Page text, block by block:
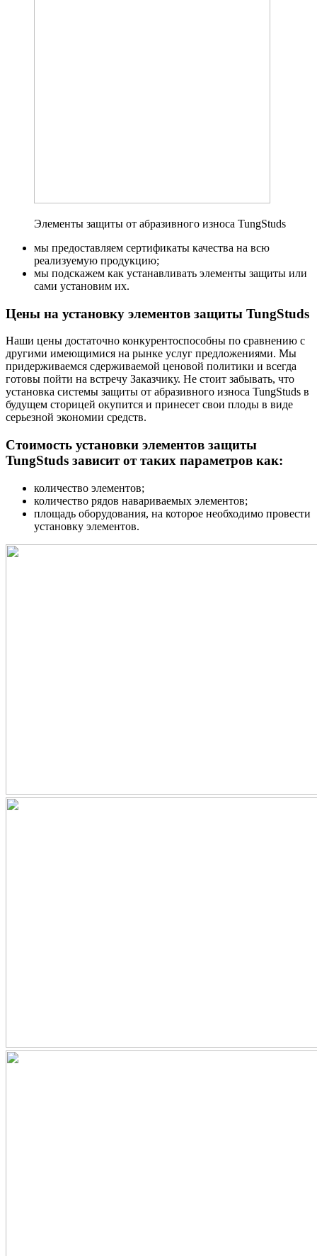
Элементы защиты от абразивного износа TungStuds
мы предоставляем сертификаты качества на всю
реализуемую продукцию;
мы подскажем как устанавливать элементы защиты или
сами установим их.
Цены на установку элементов защиты TungStuds
Наши цены достаточно конкурентоспособны по сравнению с
другими имеющимися на рынке услуг предложениями. Мы
придерживаемся сдерживаемой ценовой политики и всегда
готовы пойти на встречу Заказчику. Не стоит забывать, что
установка системы защиты от абразивного износа TungStuds в
будущем сторицей окупится и принесет свои плоды в виде
серьезной экономии средств.
Стоимость установки элементов защиты
TungStuds зависит от таких параметров как:
количество элементов;
количество рядов навариваемых элементов;
площадь оборудования, на которое необходимо провести
установку элементов.